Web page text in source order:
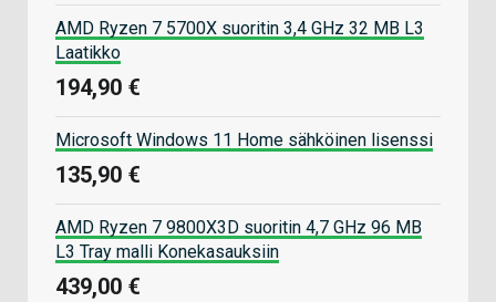
AMD Ryzen 7 5700X suoritin 3,4 GHz 32 MB L3
Laatikko
194,90 €
Microsoft Windows 11 Home sähköinen lisenssi
135,90 €
AMD Ryzen 7 9800X3D suoritin 4,7 GHz 96 MB
L3 Tray malli Konekasauksiin
439,00 €